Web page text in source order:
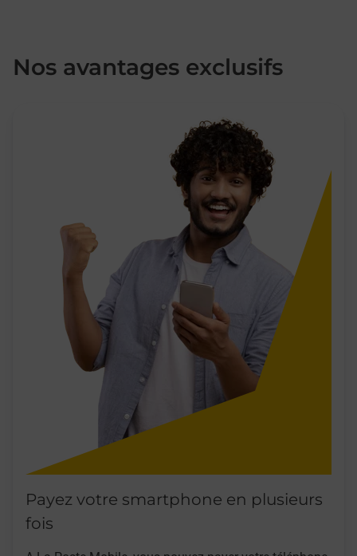
Nos avantages exclusifs
Payez votre smartphone en plusieurs
fois